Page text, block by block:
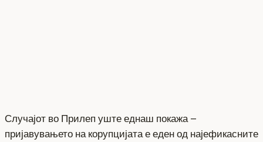
Случајот во Прилеп уште еднаш покажа –
пријавувањето на корупцијата е еден од најефикасните